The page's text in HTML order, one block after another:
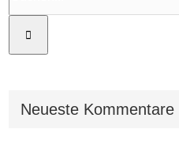
Neueste Kommentare